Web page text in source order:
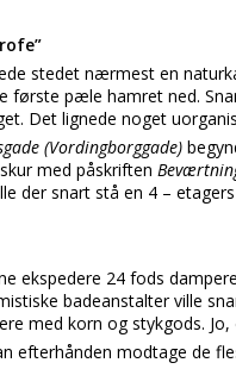
stedet nærmest en
første pæle hamret ned.
Det lignede noget
(Vordingborggade)
med påskriften
der snart stå en 4 –
ekspedere 24 fods
badeanstalter ville
med korn og stykgods.
efterhånden modtage de